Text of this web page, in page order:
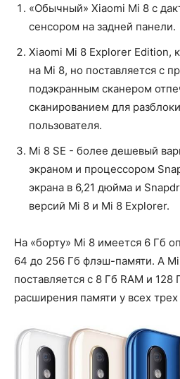
«Обычный» Xiaomi Mi 8 с
сенсором на задней панели.
Xiaomi Mi 8 Explorer Edition,
на Mi 8, но поставляется с
подэкранным сканером
сканированием для
пользователя.
Mi 8 SE - более дешевый
экраном и процессором
экрана в 6,21 дюйма и
версий Mi 8 и Mi 8 Explorer.
На «борту» Mi 8 имеется 6 Гб
64 до 256 Гб флэш-памяти. А
поставляется с 8 Гб RAM и 128
расширения памяти у всех